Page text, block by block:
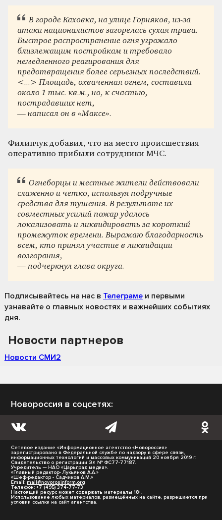
В городе Каховка, на улице Горняков, из-за
атаки националистов загорелась сухая трава.
Быстрое распространение огня угрожало
близлежащим постройкам и требовало
немедленного реагирования для
предотвращения более серьезных последствий.
<...> Площадь, охваченная огнем, составила
около 1 тыс. кв.м., но, к счастью,
пострадавших нет,
— написал он в «Максе».
Филипчук добавил, что на место происшествия
оперативно прибыли сотрудники МЧС.
Огнеборцы и местные жители действовали
слаженно и четко, используя подручные
средства для тушения. В результате их
совместных усилий пожар удалось
локализовать и ликвидировать за короткий
промежуток времени. Выражаю благодарность
всем, кто принял участие в ликвидации
возгорания,
— подчеркнул глава округа.
Подписывайтесь на нас в Телеграме и первыми
узнавайте о главных новостях и важнейших событиях
дня.
Новости партнеров
Новости СМИ2
Новороссия в соцсетях:
Сетевое издание «Информационное агентство «Новороссия»
зарегистрировано в Федеральной службе по надзору в сфере связи,
информационных технологий и массовых коммуникаций 20 ноября 2019 г.
Свидетельство о регистрации Эл № ФС77-77187.
Учредитель — НАО «Царьград медиа».
«Главный редактор- Лукьянов А.А.»
«Шеф-редактор - Садчиков А.М.»
Email: mail@novorosinform.org
Телефон: +7 (495) 374-77-73
Настоящий ресурс может содержать материалы 18+.
Использование любых материалов, размещённых на сайте, разрешается при
условии ссылки на сайт агентства.